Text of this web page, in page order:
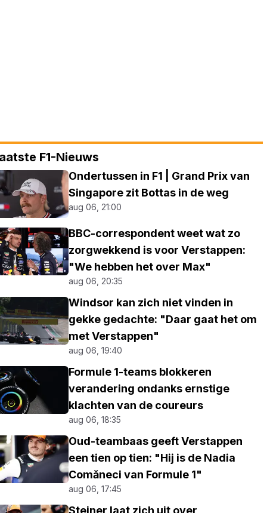
F1-Nieuws
Ondertussen in F1 | Grand Prix van
Singapore zit Bottas in de weg
aug 06, 21:00
BBC-correspondent weet wat zo
zorgwekkend is voor Verstappen:
"We hebben het over Max"
aug 06, 20:35
Windsor kan zich niet vinden in
gekke gedachte: "Daar gaat het om
met Verstappen"
aug 06, 19:40
Formule 1-teams blokkeren
verandering ondanks ernstige
klachten van de coureurs
aug 06, 18:35
Oud-teambaas geeft Verstappen
een tien op tien: "Hij is de Nadia
Comăneci van Formule 1"
aug 06, 17:45
Steiner laat zich uit over